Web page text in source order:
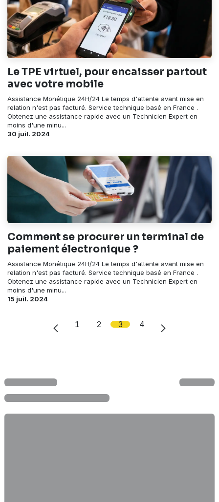
Le TPE virtuel, pour encaisser partout
avec votre mobile
Assistance Monétique 24H/24 Le temps d'attente avant mise en
relation n'est pas facturé. Service technique basé en France .
Obtenez une assistance rapide avec un Technicien Expert en
moins d'une minu...
30 juil. 2024
Comment se procurer un terminal de
paiement électronique ?
Assistance Monétique 24H/24 Le temps d'attente avant mise en
relation n'est pas facturé. Service technique basé en France .
Obtenez une assistance rapide avec un Technicien Expert en
moins d'une minu...
15 juil. 2024
1 2 3 4